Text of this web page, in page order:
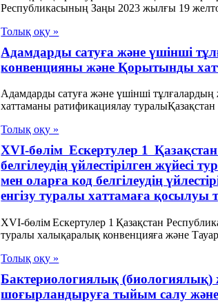
Республикасының Заңы 2023 жылғы 19
Толық оқу »
Адамдарды сатуға және үшінші
конвенцияны және Қорытынды
Адамдарды сатуға және үшінші
хаттаманы ратификациялау
Толық оқу »
XVІ-бөлім Ескертулер 1
белгілеудің үйлестірілген
мен оларға код белгілеудің
енгізу туралы хаттамаға
XVІ-бөлім Ескертулер 1 Қазақстан
туралы халықаралық конвенцияға және
Толық оқу »
Бактериологиялық (биологиялық)
шоғырландыруға тыйым салу